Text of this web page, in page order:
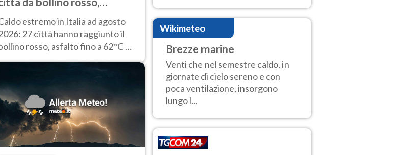
fino a 62° e punte di
alla stazione di Napoli
estremo in Italia ad agosto
27 città hanno raggiunto il
rosso, asfalto fino a 62°C e
rilevati alla stazione di Napoli.
Centro-Sud sole e caldo sempre
molto intenso.
Wikimeteo
Brezze marine
Venti che nel semestre caldo, in
giornate di cielo sereno e con
poca ventilazione, insorgono
lungo l...